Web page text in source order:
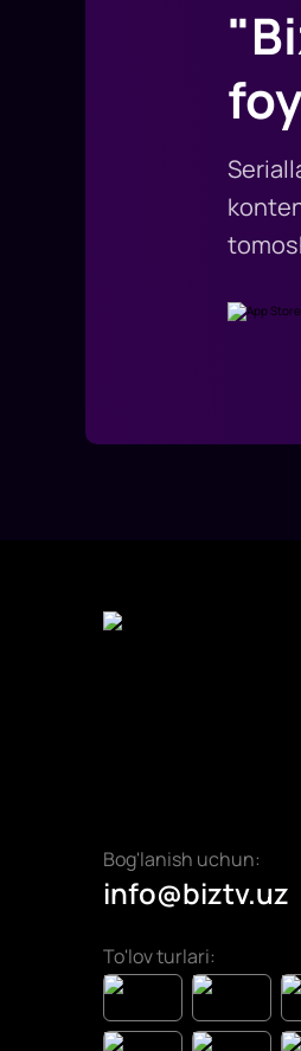
Bog'lanish uchun:
info@biztv.uz
To'lov turlari: